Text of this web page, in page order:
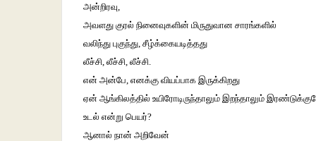
அன்றிரவு,
அவளது குரல் நினைவுகளின் மிருதுவான சாரங்களில்
வலிந்து புகுந்து, சீழ்க்கையடித்தது
லீச்சி, லீச்சி, லீச்சி.
என் அன்பே, எனக்கு வியப்பாக இருக்கிறது
ஏன் ஆங்கிலத்தில் உயிரோடிருந்தாலும் இறந்தாலும்
உடல் என்று பெயர்?
ஆனால் நான் அறிவேன்